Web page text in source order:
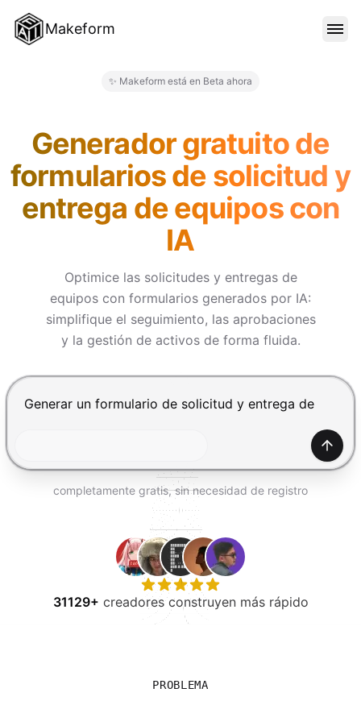
Makeform
BLOG
INICIAR SESIÓN
✨ Makeform está en Beta ahora
Generador gratuito de
formularios de solicitud y
entrega de equipos con
IA
Optimice las solicitudes y entregas de
equipos con formularios generados por IA:
simplifique el seguimiento, las aprobaciones
y la gestión de activos de forma fluida.
Presiona Enter para enviar, Shift+Enter para añadir
completamente gratis, sin necesidad de registro
31129+ creadores construyen más rápido
PROBLEMA